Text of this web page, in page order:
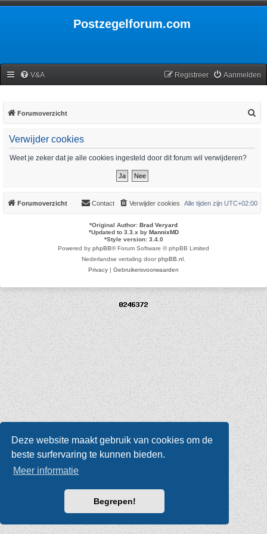
Deze website maakt gebruik van cookies om de
beste surfervaring te kunnen bieden.
Meer informatie
Begrepen!
Postzegelforum.com
V&A Aanmelden
Registreer
Forumoverzicht
Verwijder cookies
Weet je zeker dat je alle cookies ingesteld door dit forum wil verwijderen?
Forumoverzicht Alle tijden zijn UTC+02:00
Verwijder cookies
Contact
*Original Author: Brad Veryard
*Updated to 3.3.x by MannixMD
*Style version: 3.4.0
Powered by phpBB® Forum Software © phpBB Limited
Nederlandse vertaling doorphpBB.nl
Privacy | Gebruikersvoorwaarden